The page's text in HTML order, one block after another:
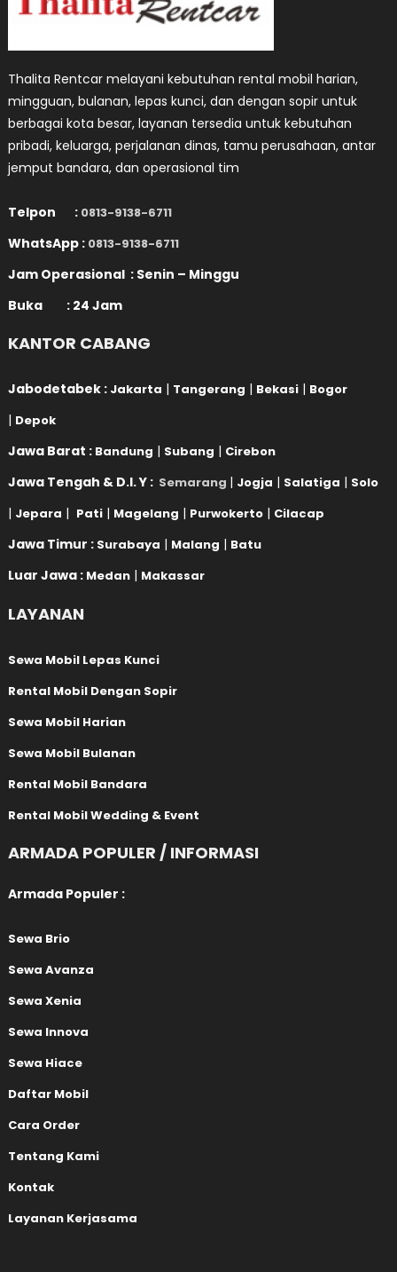
Thalita Rentcar melayani kebutuhan rental mobil harian,
mingguan, bulanan, lepas kunci, dan dengan sopir untuk
berbagai kota besar, layanan tersedia untuk kebutuhan
pribadi, keluarga, perjalanan dinas, tamu perusahaan, antar
jemput bandara, dan operasional tim
Telpon : 0813-9138-6711
WhatsApp : 0813-9138-6711
Jam Operasional : Senin – Minggu
Buka : 24 Jam
KANTOR CABANG
Jabodetabek : Jakarta | Tangerang | Bekasi | Bogor
| Depok
Jawa Barat : Bandung | Subang | Cirebon
Jawa Tengah & D.I. Y : Semarang | Jogja | Salatiga | Solo
| Jepara | Pati | Magelang | Purwokerto | Cilacap
Jawa Timur : Surabaya | Malang | Batu
Luar Jawa : Medan | Makassar
LAYANAN
Sewa Mobil Lepas Kunci
Rental Mobil Dengan Sopir
Sewa Mobil Harian
Sewa Mobil Bulanan
Rental Mobil Bandara
Rental Mobil Wedding & Event
ARMADA POPULER / INFORMASI
Armada Populer :
Sewa Brio
Sewa Avanza
Sewa Xenia
Sewa Innova
Sewa Hiace
Daftar Mobil
Cara Order
Tentang Kami
Kontak
Layanan Kerjasama